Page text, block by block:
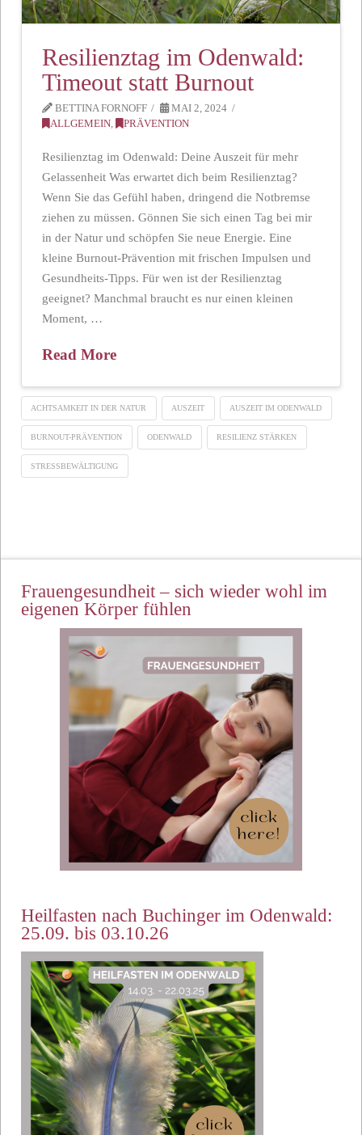
Resilienztag im Odenwald:
Timeout statt Burnout
BETTINA FORNOFF
MAI 2, 2024
ALLGEMEIN, PRÄVENTION
Resilienztag im Odenwald: Deine Auszeit für mehr
Gelassenheit Was erwartet dich beim Resilienztag?
Wenn Sie das Gefühl haben, dringend die Notbremse
ziehen zu müssen. Gönnen Sie sich einen Tag bei mir
in der Natur und schöpfen Sie neue Energie. Eine
kleine Burnout-Prävention mit frischen Impulsen und
Gesundheits-Tipps. Für wen ist der Resilienztag
geeignet? Manchmal braucht es nur einen kleinen
Moment, …
Read More
ACHTSAMKEIT IN DER NATUR AUSZEIT AUSZEIT IM ODENWALD
BURNOUT-PRÄVENTION ODENWALD RESILIENZ STÄRKEN
STRESSBEWÄLTIGUNG
Frauengesundheit – sich wieder wohl im
eigenen Körper fühlen
Heilfasten nach Buchinger im Odenwald:
25.09. bis 03.10.26